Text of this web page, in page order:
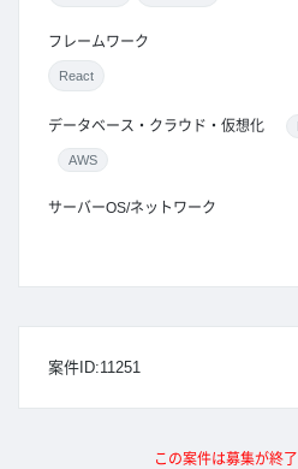
フレームワーク
React
データベース・クラウド・仮想化
AWS
サーバーOS/ネットワーク
案件ID:11251
この案件は募集が終了